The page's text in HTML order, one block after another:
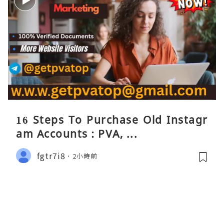
16 Steps To Purchase Old Instagr
am Accounts : PVA, ...
fgtr7i8 2小時前